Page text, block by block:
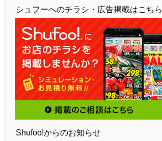
シュフーへのチラシ・広告掲載はこちら
Shufoo!からのお知らせ